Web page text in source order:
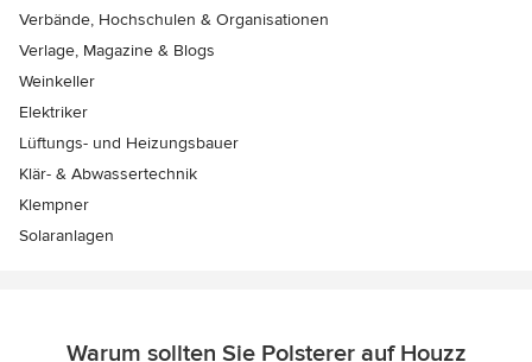
Verbände, Hochschulen & Organisationen
Verlage, Magazine & Blogs
Weinkeller
Elektriker
Lüftungs- und Heizungsbauer
Klär- & Abwassertechnik
Klempner
Solaranlagen
Warum sollten Sie Polsterer auf Houzz